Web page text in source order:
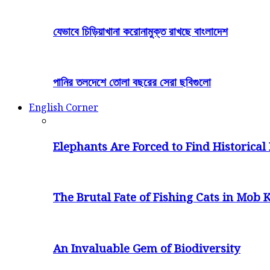
যেভাবে চিড়িয়াখানা করোনামুক্ত রাখছে বাংলাদেশ
পানির তলদেশে তোলা বছরের সেরা ছবিগুলো
English Corner
Elephants Are Forced to Find Historical
The Brutal Fate of Fishing Cats in Mob
An Invaluable Gem of Biodiversity